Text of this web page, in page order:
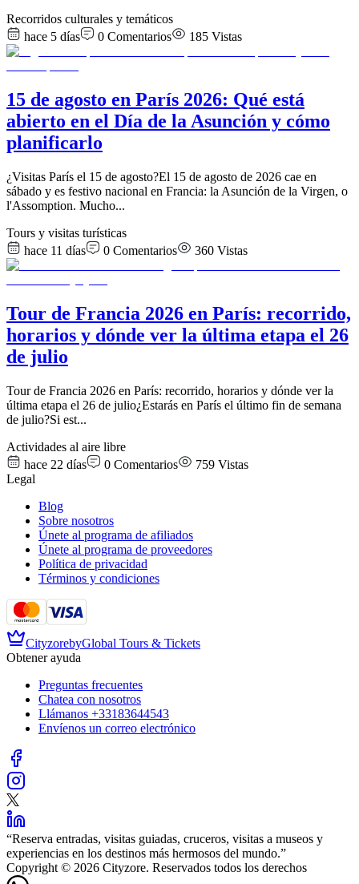
Recorridos culturales y temáticos
hace 5 días
0 Comentarios 185 Vistas
15 de agosto en París 2026: Qué está
abierto en el Día de la Asunción y cómo
planificarlo
¿Visitas París el 15 de agosto?El 15 de agosto de 2026 cae en
sábado y es festivo nacional en Francia: la Asunción de la Virgen, o
l'Assomption. Mucho...
Tours y visitas turísticas
hace 11 días
0 Comentarios 360 Vistas
Tour de Francia 2026 en París: recorrido,
horarios y dónde ver la última etapa el 26
de julio
Tour de Francia 2026 en París: recorrido, horarios y dónde ver la
última etapa el 26 de julio¿Estarás en París el último fin de semana
de julio?Si est...
Actividades al aire libre
hace 22 días
0 Comentarios 759 Vistas
Legal
Blog
Sobre nosotros
Únete al programa de afiliados
Únete al programa de proveedores
Política de privacidad
Términos y condiciones
CityzorebyGlobal Tours & Tickets
Obtener ayuda
Preguntas frecuentes
Chatea con nosotros
Llámanos +33183644543
Envíenos un correo electrónico
“Reserva entradas, visitas guiadas, cruceros, visitas a museos y
experiencias en los destinos más hermosos del mundo.”
Copyright © 2026 Cityzore. Reservados todos los derechos